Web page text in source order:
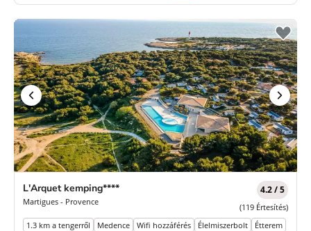
L'Arquet kemping****
Martigues - Provence
4.2 / 5
(119 Értesítés)
1.3 km a tengerről
Medence Wifi hozzáférés Élelmiszerbolt Étterem